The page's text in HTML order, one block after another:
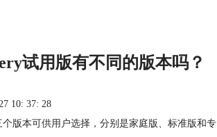
试用版有不同的版本吗？
10: 37: 28
个版本可供用户选择，分别是家庭版、标准版和专